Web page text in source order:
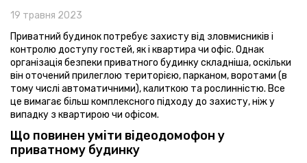
19 травня 2023
Приватний будинок потребує захисту від зловмисників і
контролю доступу гостей, як і квартира чи офіс. Однак
організація безпеки приватного будинку складніша, оскільки
він оточений прилеглою територією, парканом, воротами (в
тому числі автоматичними), калиткою та рослинністю. Все
це вимагає більш комплексного підходу до захисту, ніж у
випадку з квартирою чи офісом.
Що повинен уміти відеодомофон у
приватному будинку